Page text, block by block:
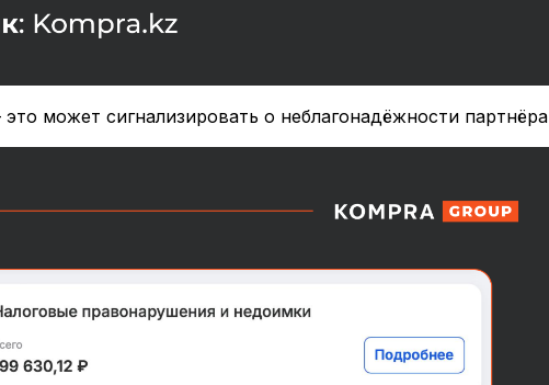
может сигнализировать о неблагонадёжности партнёра